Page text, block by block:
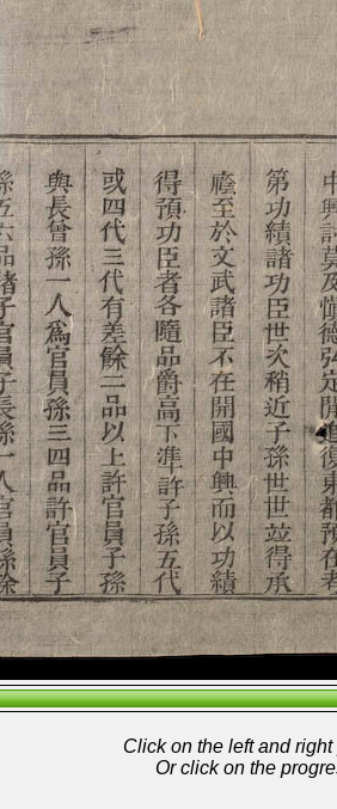
Click on the left and
Or click on the